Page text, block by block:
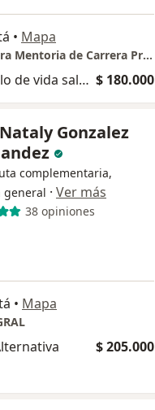
• Mapa
Consultorio presencial para Mentoria de Carrera Profesional o Exclusivamente Psicoterapia
Aconsejamiento en estilo de vida saludable (dietas, ejercicio, manejo de las emociones) $ 180.000
Gonzalez
complementaria,
general · Ver más
38 opiniones
• Mapa
$ 205.000